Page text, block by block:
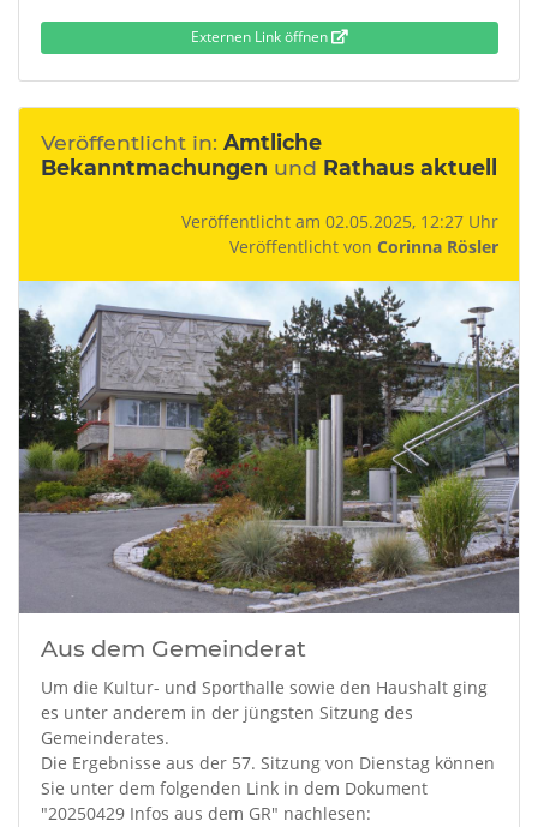
Externen Link öffnen
Veröffentlicht in: Amtliche
Bekanntmachungen und Rathaus aktuell
Veröffentlicht am 02.05.2025, 12:27 Uhr
Veröffentlicht von Corinna Rösler
Aus dem Gemeinderat
Um die Kultur- und Sporthalle sowie den Haushalt ging
es unter anderem in der jüngsten Sitzung des
Gemeinderates.
Die Ergebnisse aus der 57. Sitzung von Dienstag können
Sie unter dem folgenden Link in dem Dokument
"20250429 Infos aus dem GR" nachlesen: